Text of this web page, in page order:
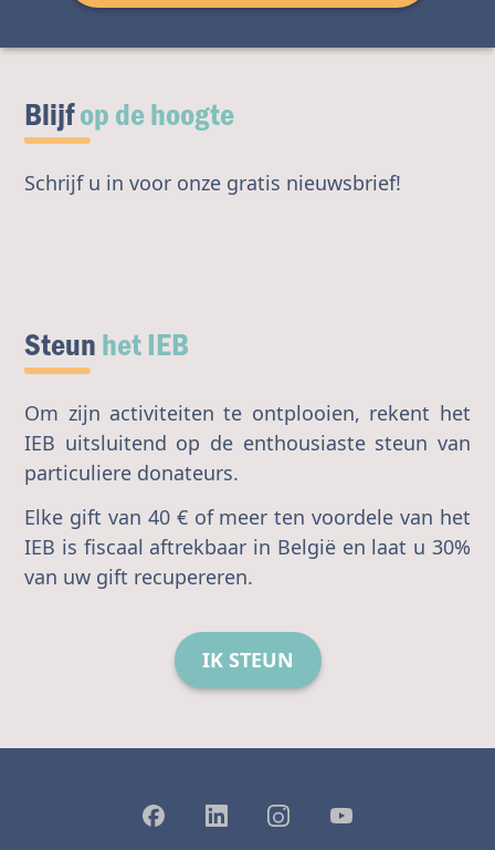
Blijfop de hoogte
Schrijf u in voor onze gratis nieuwsbrief!
Steunhet IEB
Om zijn activiteiten te ontplooien, rekent het
IEB uitsluitend op de enthousiaste steun van
particuliere donateurs.
Elke gift van 40 € of meer ten voordele van het
IEB is fiscaal aftrekbaar in België en laat u 30%
van uw gift recupereren.
IK STEUN